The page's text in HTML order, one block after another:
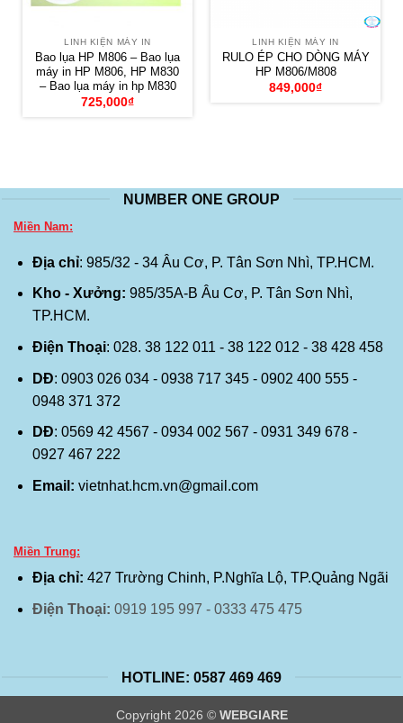
LINH KIỆN MÁY IN
Bao lụa HP M806 – Bao lụa
máy in HP M806, HP M830
– Bao lụa máy in hp M830
725,000₫
LINH KIỆN MÁY IN
RULO ÉP CHO DÒNG MÁY
HP M806/M808
849,000₫
NUMBER ONE GROUP
Miền Nam:
Địa chỉ: 985/32 - 34 Âu Cơ, P. Tân Sơn Nhì, TP.HCM.
Kho - Xưởng: 985/35A-B Âu Cơ, P. Tân Sơn Nhì,
TP.HCM.
Điện Thoại: 028. 38 122 011 - 38 122 012 - 38 428 458
DĐ: 0903 026 034 - 0938 717 345 - 0902 400 555 -
0948 371 372
DĐ: 0569 42 4567 - 0934 002 567 - 0931 349 678 -
0927 467 222
Email: vietnhat.hcm.vn@gmail.com
Miền Trung:
Địa chỉ: 427 Trường Chinh, P.Nghĩa Lộ, TP.Quảng Ngãi
Điện Thoại: 0919 195 997 - 0333 475 475
HOTLINE: 0587 469 469
Copyright 2026 © WEBGIARE